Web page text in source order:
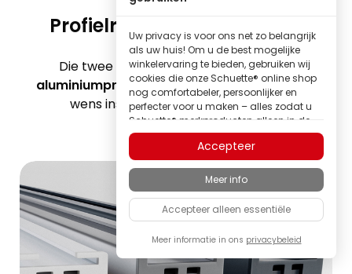
Profielrails van aluminium
Die twee in het plisségordijn gebruikte
aluminiumprofielenmaken een volledig naar
wens instelbare lichtinval mogelijk.
Uw privacy is voor ons net zo belangrijk
als uw huis! Om u de best mogelijke
winkelervaring te bieden, gebruiken wij
cookies die onze Schuette® online shop
nog comfortabeler, persoonlijker en
perfecter voor u maken – alles zodat u
Schuette® merkproducten alleen in de
beste kwaliteit kunt ontdekken.
Sommige van deze cookies zijn
noodzakelijk om onze Schuette® shop
betrouwbaar te laten functioneren;
andere stellen ons in staat om inhoud
en advertenties af te stemmen op uw
interesses, of om volledig anoniem
inzicht te krijgen in het bezoekersgedrag.
Als familiebedrijf hechten wij veel
Accepteer
Meer info
Accepteer alleen essentiële
Meer informatie in ons privacybeleid